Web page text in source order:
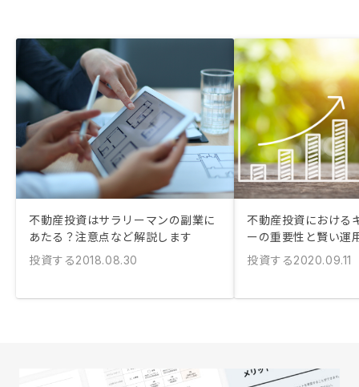
不動産投資はサラリーマンの副業に
あたる？注意点など解説します
投資する2018.08.30
不動産投資における
ーの重要性と賢い運
投資する2020.09.11